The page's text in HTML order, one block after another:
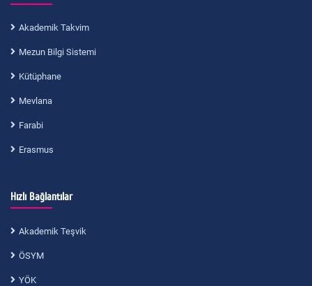
Akademik Takvim
Mezun Bilgi Sistemi
Kütüphane
Mevlana
Farabi
Erasmus
Hızlı Bağlantılar
Akademik Teşvik
ÖSYM
YÖK